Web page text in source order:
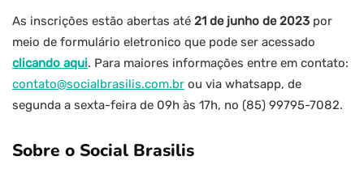
As inscrições estão abertas até 21 de junho de 2023 por
meio de formulário eletronico que pode ser acessado
clicando aqui. Para maiores informações entre em contato:
contato@socialbrasilis.com.br ou via whatsapp, de
segunda a sexta-feira de 09h às 17h, no (85) 99795-7082.
Sobre o Social Brasilis